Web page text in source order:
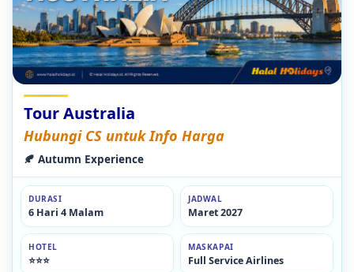
Tour Australia
Hubungi CS untuk Info Harga
🍂 Autumn Experience
DURASI
6 Hari 4 Malam
JADWAL
Maret 2027
HOTEL
⭐⭐⭐
MASKAPAI
Full Service Airlines